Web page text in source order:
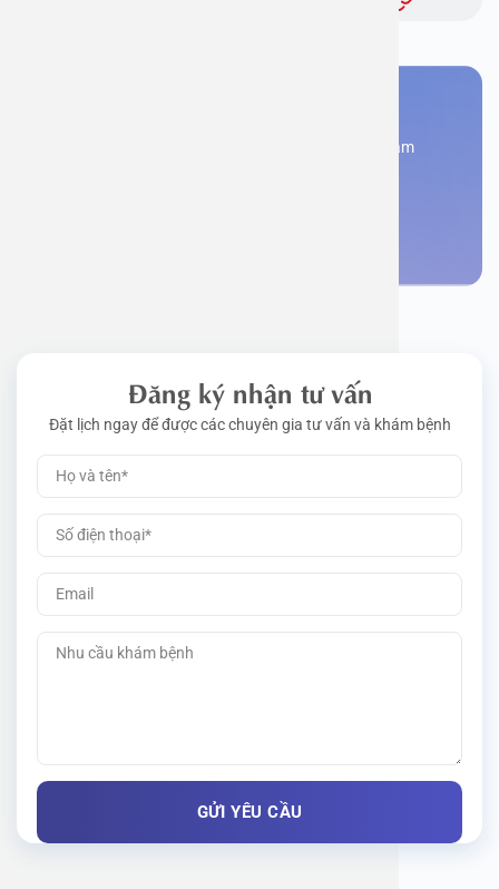
Đăng kí ngay để được các chuyên gia tư vấn và khám
Đăng ký nhận tư vấn
Đặt lịch ngay để được các chuyên gia tư vấn và khám bệnh